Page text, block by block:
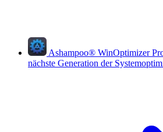
Ashampoo® WinOptimizer
nächste Generation der